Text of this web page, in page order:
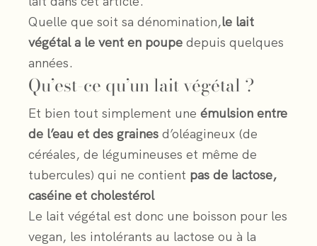
Quelle que soit sa dénomination,le lait
végétal a le vent en poupe depuis quelques
années.
Qu’est-ce qu’un lait végétal ?
Et bien tout simplement une émulsion entre
de l’eau et des graines d’oléagineux (de
céréales, de légumineuses et même de
tubercules) qui ne contient pas de lactose,
caséine et cholestérol
Le lait végétal est donc une boisson pour les
vegan, les intolérants au lactose ou à la